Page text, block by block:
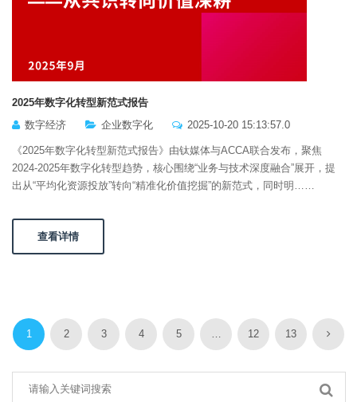
2025年数字化转型新范式报告
数字经济
企业数字化 2025-10-20 15:13:57.0
《2025年数字化转型新范式报告》由钛媒体与ACCA联合发布，聚焦
2024-2025年数字化转型趋势，核心围绕“业务与技术深度融合”展开，提
出从“平均化资源投放”转向“精准化价值挖掘”的新范式，同时明……
查看详情
1 2 3 4 5 12 13